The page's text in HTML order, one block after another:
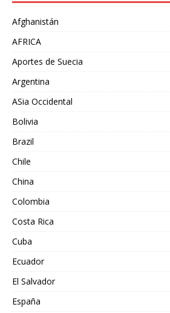
Afghanistán
AFRICA
Aportes de Suecia
Argentina
ASia Occidental
Bolivia
Brazil
Chile
China
Colombia
Costa Rica
Cuba
Ecuador
El Salvador
España